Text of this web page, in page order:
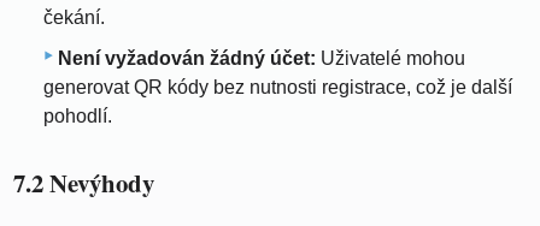
čekání.
Není vyžadován žádný účet: Uživatelé mohou
generovat QR kódy bez nutnosti registrace, což je další
pohodlí.
7.2 Nevýhody